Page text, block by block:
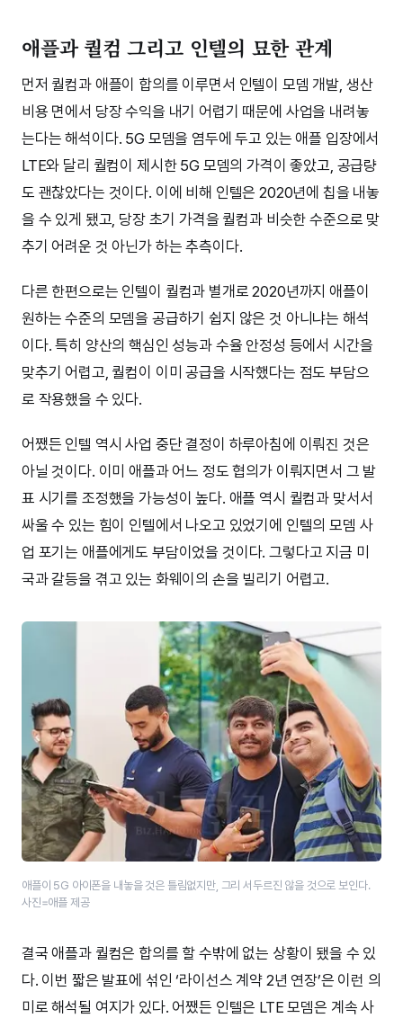
애플과 퀄컴 그리고 인텔의 묘한 관계
먼저 퀄컴과 애플이 합의를 이루면서 인텔이 모뎀 개발, 생산
비용 면에서 당장 수익을 내기 어렵기 때문에 사업을 내려놓
는다는 해석이다. 5G 모뎀을 염두에 두고 있는 애플 입장에서
LTE와 달리 퀄컴이 제시한 5G 모뎀의 가격이 좋았고, 공급량
도 괜찮았다는 것이다. 이에 비해 인텔은 2020년에 칩을 내놓
을 수 있게 됐고, 당장 초기 가격을 퀄컴과 비슷한 수준으로 맞
추기 어려운 것 아닌가 하는 추측이다.
다른 한편으로는 인텔이 퀄컴과 별개로 2020년까지 애플이
원하는 수준의 모뎀을 공급하기 쉽지 않은 것 아니냐는 해석
이다. 특히 양산의 핵심인 성능과 수율 안정성 등에서 시간을
맞추기 어렵고, 퀄컴이 이미 공급을 시작했다는 점도 부담으
로 작용했을 수 있다.
어쨌든 인텔 역시 사업 중단 결정이 하루아침에 이뤄진 것은
아닐 것이다. 이미 애플과 어느 정도 협의가 이뤄지면서 그 발
표 시기를 조정했을 가능성이 높다. 애플 역시 퀄컴과 맞서서
싸울 수 있는 힘이 인텔에서 나오고 있었기에 인텔의 모뎀 사
업 포기는 애플에게도 부담이었을 것이다. 그렇다고 지금 미
국과 갈등을 겪고 있는 화웨이의 손을 빌리기 어렵고.
애플이 5G 아이폰을 내놓을 것은 틀림없지만, 그리 서두르진 않을 것으로 보인다.
사진=애플 제공
결국 애플과 퀄컴은 합의를 할 수밖에 없는 상황이 됐을 수 있
다. 이번 짧은 발표에 섞인 ‘라이선스 계약 2년 연장’은 이런 의
미로 해석될 여지가 있다. 어쨌든 인텔은 LTE 모뎀은 계속 사